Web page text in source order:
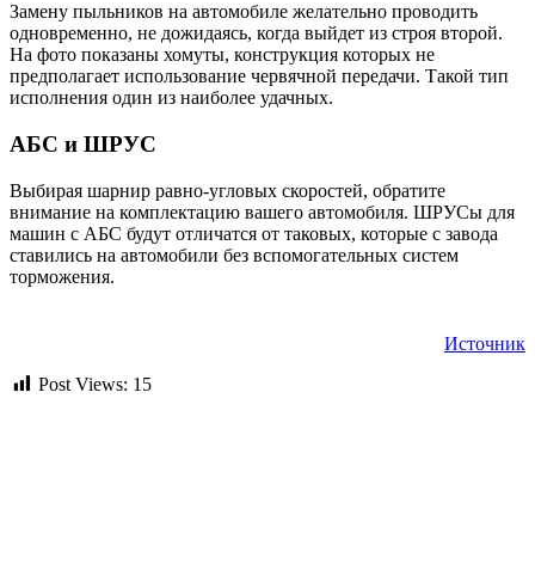
Замену пыльников на автомобиле желательно проводить
одновременно, не дожидаясь, когда выйдет из строя второй.
На фото показаны хомуты, конструкция которых не
предполагает использование червячной передачи. Такой тип
исполнения один из наиболее удачных.
АБС и ШРУС
Выбирая шарнир равно-угловых скоростей, обратите
внимание на комплектацию вашего автомобиля. ШРУСы для
машин с АБС будут отличатся от таковых, которые с завода
ставились на автомобили без вспомогательных систем
торможения.
Источник
Post Views: 15